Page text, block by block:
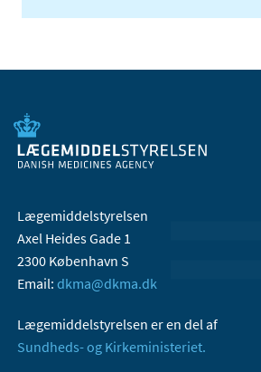
Lægemiddelstyrelsen
Axel Heides Gade 1
2300 København S
Email: dkma@dkma.dk
Lægemiddelstyrelsen er en del af
Sundheds- og Kirkeministeriet.